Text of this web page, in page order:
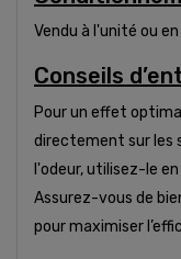
Vendu à l'unité ou
Conseils
Pour un effet
directement sur les
l'odeur, utilisez-le
Assurez-vous de
pour maximiser